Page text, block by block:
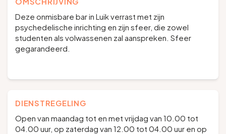
Deze onmisbare bar in Luik verrast met zijn
psychedelische inrichting en zijn sfeer, die zowel
studenten als volwassenen zal aanspreken. Sfeer
gegarandeerd.
DIENSTREGELING
Open van maandag tot en met vrijdag van 10.00 tot
04.00 uur, op zaterdag van 12.00 tot 04.00 uur en op